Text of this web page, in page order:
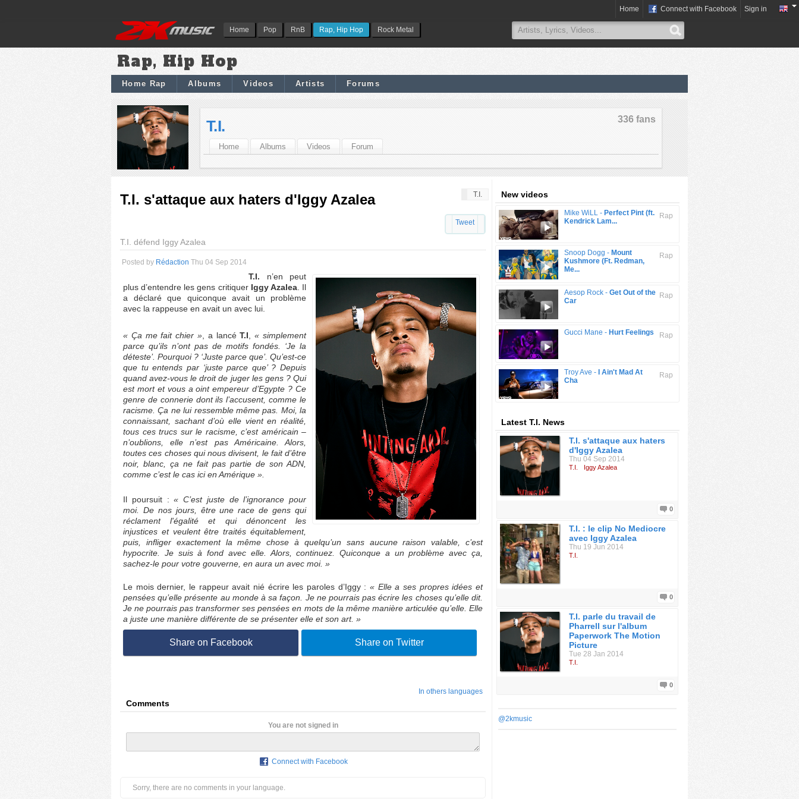
Home Pop RnB Rap, Hip Hop Rock Metal
Home Connect with Facebook Sign in
Rap, Hip Hop
Home Rap Albums Videos Artists Forums
336 fans
T.I.
Home Albums Videos Forum
T.I.
T.I. s'attaque aux haters d'Iggy Azalea
Tweet
T.I. défend Iggy Azalea
Posted by Rédaction Thu 04 Sep 2014
T.I. n’en peut
plus d’entendre les gens critiquer Iggy Azalea. Il
a déclaré que quiconque avait un problème
avec la rappeuse en avait un avec lui.
« Ça me fait chier » , a lancéT.I
« simplement
parce qu’ils n’ont pas de motifs fondés. ‘Je la
déteste’. Pourquoi ? ‘Juste parce que’. Qu’est-ce
que tu entends par ‘juste parce que’ ? Depuis
quand avez-vous le droit de juger les gens ? Qui
est mort et vous a oint empereur d’Egypte ? Ce
genre de connerie dont ils l’accusent, comme le
racisme. Ça ne lui ressemble même pas. Moi, la
connaissant, sachant d’où elle vient en réalité,
tous ces trucs sur le racisme, c’est américain –
n’oublions, elle n’est pas Américaine. Alors,
toutes ces choses qui nous divisent, le fait d’être
noir, blanc, ça ne fait pas partie de son ADN,
comme c’est le cas ici en Amérique ».
Il poursuit :« C’est juste de l’ignorance pour
moi. De nos jours, être une race de gens qui
réclament l'égalité et qui dénoncent les
injustices et veulent être traités équitablement,
puis, infliger exactement la même chose à quelqu’un sans aucune raison valable, c’est
hypocrite. Je suis à fond avec elle. Alors, continuez. Quiconque a un problème avec ça,
sachez-le pour votre gouverne, en aura un avec moi. »
Le mois dernier, le rappeur avait nié écrire les paroles d’Iggy : « Elle a ses propres idées et
pensées qu’elle présente au monde à sa façon. Je ne pourrais pas écrire les choses qu’elle dit.
Je ne pourrais pas transformer ses pensées en mots de la même manière articulée qu’elle. Elle
a juste une manière différente de se présenter elle et son art. »
Share on Facebook Share on Twitter
In others languages
Comments
You are not signed in
Connect with Facebook
Sorry, there are no comments in your language.
New videos
Rap
Mike WiLL - Perfect Pint (ft.
Kendrick Lam...
Rap
Snoop Dogg - Mount
Kushmore (Ft. Redman,
Me...
Rap
Aesop Rock - Get Out of the
Car
Rap
Gucci Mane - Hurt Feelings
Rap
Troy Ave -
I Ain't Mad At
Cha
Latest T.I. News
T.I. s'attaque aux haters
d'Iggy Azalea
Thu 04 Sep 2014
T.I. Iggy Azalea
0
T.I. : le clip No Mediocre
avec Iggy Azalea
Thu 19 Jun 2014
T.I.
0
T.I. parle du travail de
Pharrell sur l'album
Paperwork The Motion
Picture
Tue 28 Jan 2014
T.I.
0
@2kmusic